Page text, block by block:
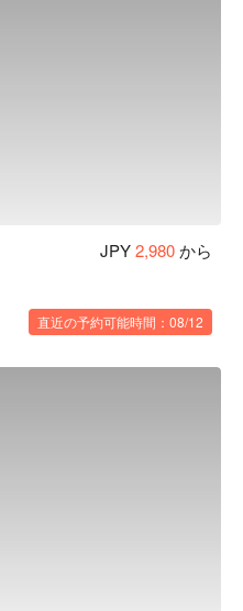
その後の糖質の吸収を穏や
の摂り過ぎを防ぐことがで
ッシングも指定できます。
のビールは陶器で提供いた
JPY2,980から
直近の予約可能時間：08/12